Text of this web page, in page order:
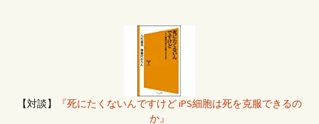
【対談】
『死にたくないんですけど iPS細胞は死を克服できるの
か』